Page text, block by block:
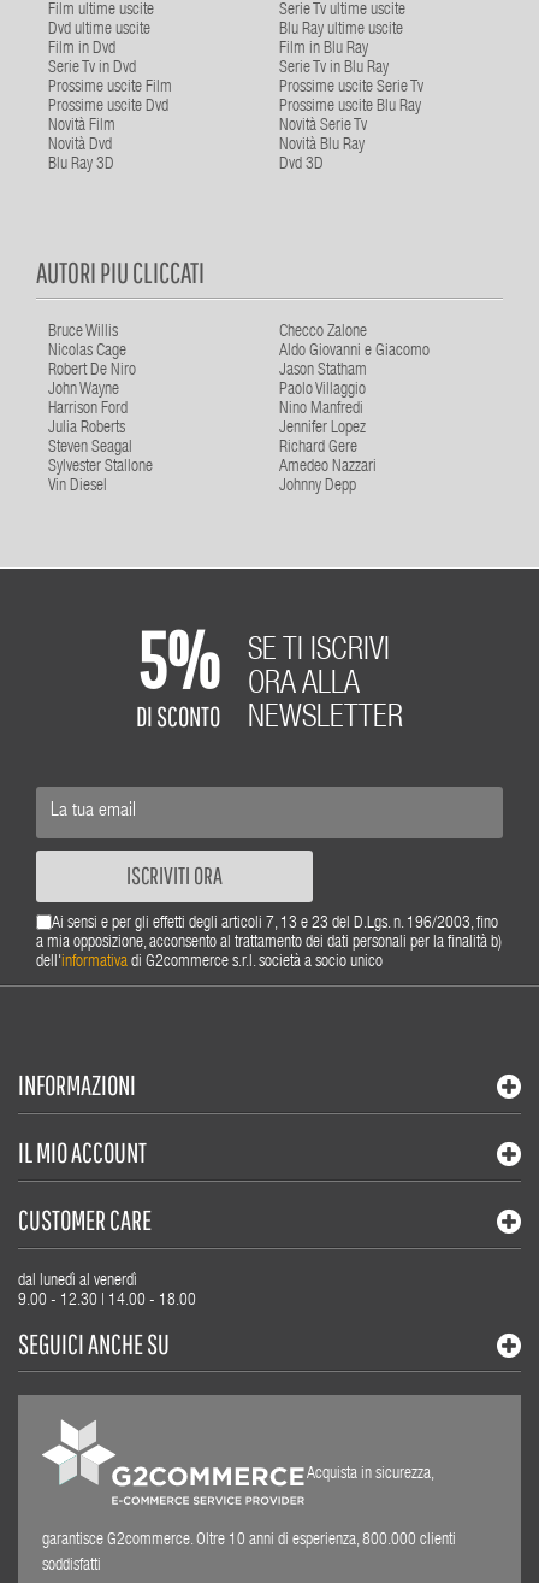
Film ultime uscite
Serie Tv ultime uscite
Dvd ultime uscite
Blu Ray ultime uscite
Film in Dvd
Film in Blu Ray
Serie Tv in Dvd
Serie Tv in Blu Ray
Prossime uscite Film
Prossime uscite Serie Tv
Prossime uscite Dvd
Prossime uscite Blu Ray
Novità Film
Novità Serie Tv
Novità Dvd
Novità Blu Ray
Blu Ray 3D
Dvd 3D
AUTORI PIU CLICCATI
Bruce Willis
Checco Zalone
Nicolas Cage
Aldo Giovanni e Giacomo
Robert De Niro
Jason Statham
John Wayne
Paolo Villaggio
Harrison Ford
Nino Manfredi
Julia Roberts
Jennifer Lopez
Steven Seagal
Richard Gere
Sylvester Stallone
Amedeo Nazzari
Vin Diesel
Johnny Depp
5%
DI SCONTO
SE TI ISCRIVI
ORA ALLA
NEWSLETTER
ISCRIVITI ORA
Ai sensi e per gli effetti degli articoli 7, 13 e 23 del D.Lgs. n. 196/2003, fino
a mia opposizione, acconsento al trattamento dei dati personali per la finalità b)
dell'informativa di G2commerce s.r.l. società a socio unico
INFORMAZIONI
IL MIO ACCOUNT
CUSTOMER CARE
dal lunedì al venerdì
9.00 - 12.30 | 14.00 - 18.00
SEGUICI ANCHE SU
Acquista in sicurezza,
garantisce G2commerce. Oltre 10 anni di esperienza, 800.000 clienti
soddisfatti